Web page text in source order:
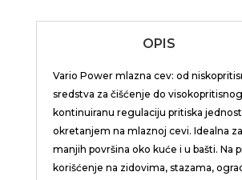
OPIS
Vario Power mlazna cev: od
sredstva za čišćenje do
kontinuiranu regulaciju pritiska
okretanjem na mlaznoj cevi. Idealna
manjih površina oko kuće i u bašti. Na
korišćenje na zidovima, stazama,